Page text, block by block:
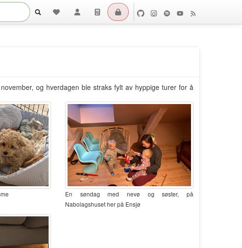
og hverdagen ble straks fylt av hyppige turer for å
En søndag med nevø og søster, på
Nabolagshuset her på Ensjø